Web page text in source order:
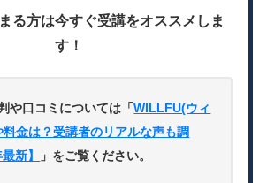
る方は今すぐ受講をオススメしま
す！
や口コミについては「WILLFU(ウィ
金は？受講者のリアルな声も調
新】
」をご覧ください。